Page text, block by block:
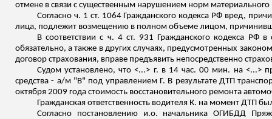
отмене в связи с существенным нарушением норм материального
Согласно ч. 1 ст. 1064 Гражданского кодекса РФ вред,
лица, подлежит возмещению в полном объеме лицом,
В соответствии с ч. 4 ст. 931 Гражданского кодекса РФ в
обязательно, а также в других случаях, предусмотренных
договор страхования, вправе предъявить непосредственно
Судом установлено, что <...> г. в 14 час. 00 мин. на <...>
средства - а/м "В" под управлением Г. В результате ДТП
октября 2009 года стоимость восстановительного ремонта
Гражданская ответственность водителя К. на момент ДТП
Согласно постановлению и.о. начальника ОГИБДД